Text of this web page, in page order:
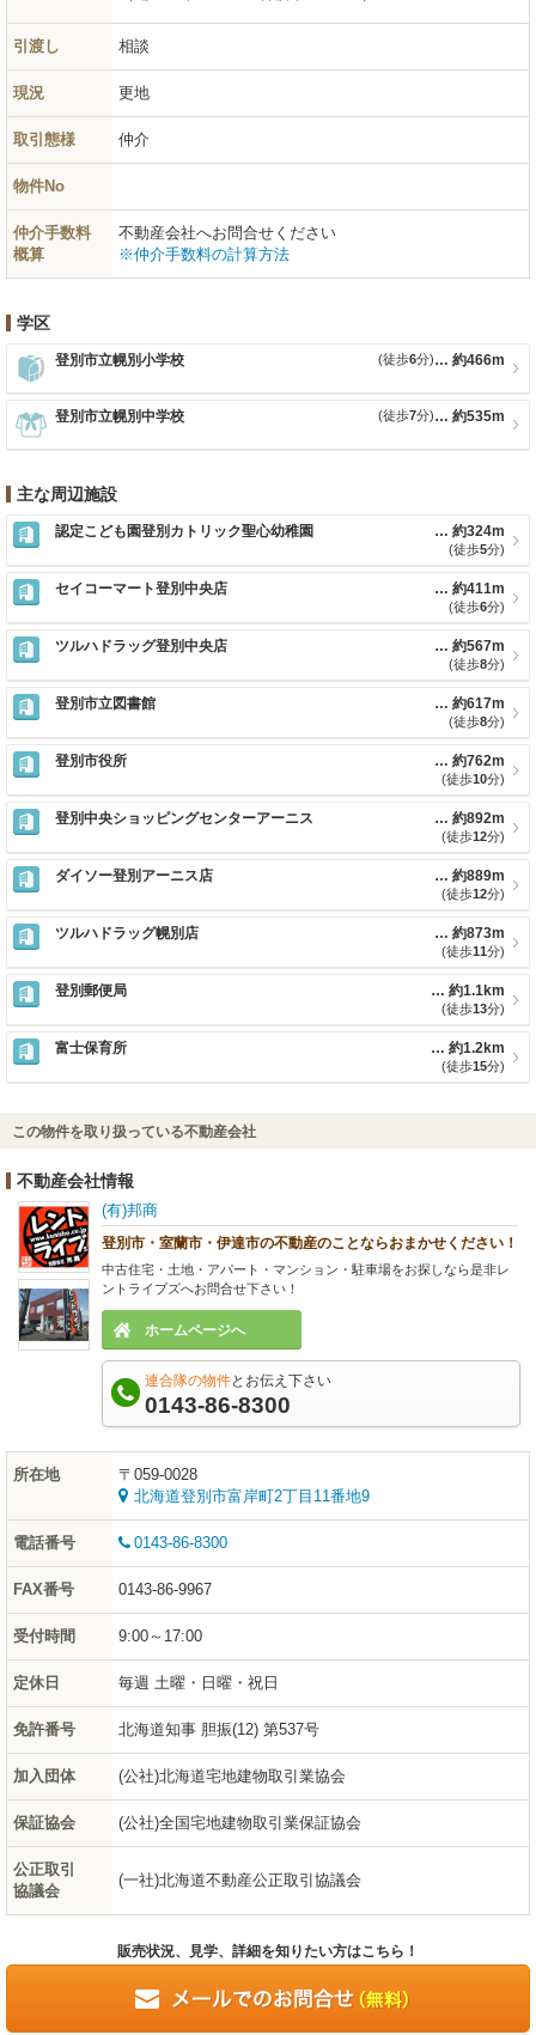
引渡し 相談
現況 更地
取引態様 仲介
物件No
仲介手数料
概算
不動産会社へお問合せください
※仲介手数料の計算方法
学区
登別市立幌別小学校 約466m
(徒歩6分)
登別市立幌別中学校 約535m
(徒歩7分)
主な周辺施設
認定こども園登別カトリック聖心幼稚園 約324m
(徒歩5分)
セイコーマート登別中央店 約411m
(徒歩6分)
ツルハドラッグ登別中央店 約567m
(徒歩8分)
登別市立図書館 約617m
(徒歩8分)
登別市役所 約762m
(徒歩10分)
登別中央ショッピングセンターアーニス 約892m
(徒歩12分)
ダイソー登別アーニス店 約889m
(徒歩12分)
ツルハドラッグ幌別店 約873m
(徒歩11分)
登別郵便局 約1.1km
(徒歩13分)
富士保育所 約1.2km
(徒歩15分)
この物件を取り扱っている不動産会社
不動産会社情報
(有)邦商
登別市・室蘭市・伊達市の不動産のことならおまかせください！
中古住宅・土地・アパート・マンション・駐車場をお探しなら是非レ
ントライブズへお問合せ下さい！
ホームページへ
連合隊の物件とお伝え下さい
0143-86-8300
所在地
〒059-0028
北海道登別市富岸町2丁目11番地9
電話番号 0143-86-8300
FAX番号 0143-86-9967
受付時間 9:00～17:00
定休日 毎週 土曜・日曜・祝日
免許番号 北海道知事 胆振(12) 第537号
加入団体 (公社)北海道宅地建物取引業協会
保証協会 (公社)全国宅地建物取引業保証協会
公正取引
協議会
(一社)北海道不動産公正取引協議会
販売状況、見学、詳細を知りたい方はこちら！